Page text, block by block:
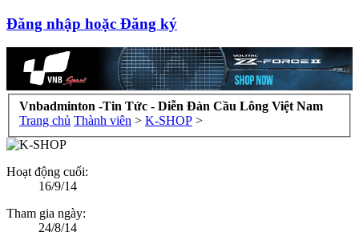
Đăng nhập hoặc Đăng ký
Vnbadminton -Tin Tức - Diễn Đàn Cầu Lông Việt Nam
Trang chủ Thành viên > K-SHOP >
Hoạt động cuối:
16/9/14
Tham gia ngày:
24/8/14